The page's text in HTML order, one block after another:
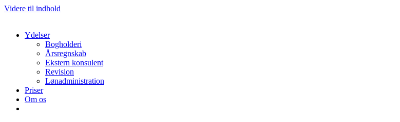
Videre til indhold
Ydelser
Bogholderi
Årsregnskab
Ekstern konsulent
Revision
Lønadministration
Priser
Om os